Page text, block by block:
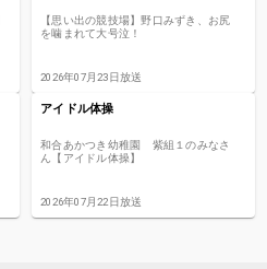
【思い出の競技場】野口みずき、お尻
を噛まれて大号泣！
2026年07月23日放送
アイドル体操
和合あかつき幼稚園 紫組１のみなさ
ん【アイドル体操】
2026年07月22日放送